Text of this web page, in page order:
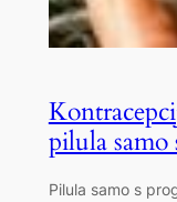
pilula samo
Pilula samo s